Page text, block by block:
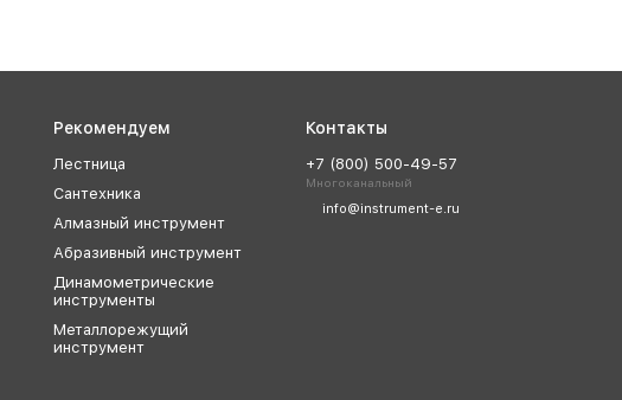
Рекомендуем
Лестница
Сантехника
Алмазный инструмент
Абразивный инструмент
Динамометрические
инструменты
Металлорежущий
инструмент
Контакты
+7 (800) 500-49-57
Многоканальный
info@instrument-e.ru